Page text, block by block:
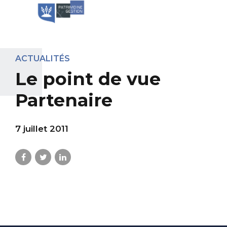
ACTUALITÉS
Le point de vue
Partenaire
7 juillet 2011